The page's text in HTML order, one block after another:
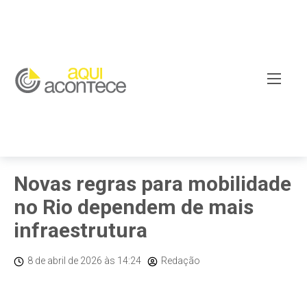
Novas regras para mobilidade
no Rio dependem de mais
infraestrutura
8 de abril de 2026 às 14:24 Redação